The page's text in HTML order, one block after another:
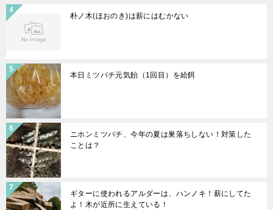
朴ノ木(ほおのき)は薪にはむかない
本日ミツバチ元気飴（1回目）を給餌
ニホンミツバチ、今年の夏は巣落ちしない！対策した
ことは？
ギターに使われるアルダーは、ハンノキ！薪にしてた
よ！木が近所に生えている！